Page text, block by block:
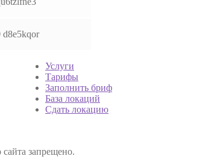
d8e5kqor
Услуги
Тарифы
Заполнить бриф
База локаций
Сдать локацию
запрещено.